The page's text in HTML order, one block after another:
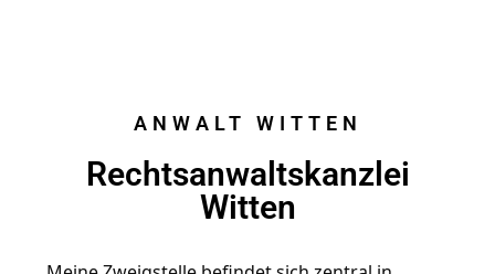
ANWALT WITTEN
Rechtsanwaltskanzlei
Witten